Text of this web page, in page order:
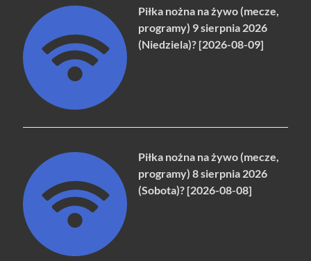
Piłka nożna na żywo (mecze,
programy) 9 sierpnia 2026
(Niedziela)? [2026-08-09]
Piłka nożna na żywo (mecze,
programy) 8 sierpnia 2026
(Sobota)? [2026-08-08]